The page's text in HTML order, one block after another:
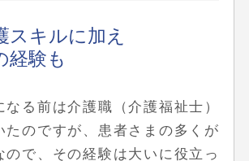
スキルに加え
経験も
る前は介護職（介護福祉士）
たのですが、患者さまの多くが
ので、その経験は大いに役立っ